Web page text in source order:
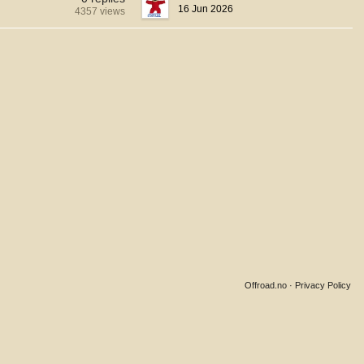
4357 views
16 Jun 2026
Privacy Policy
Offroad.no ·